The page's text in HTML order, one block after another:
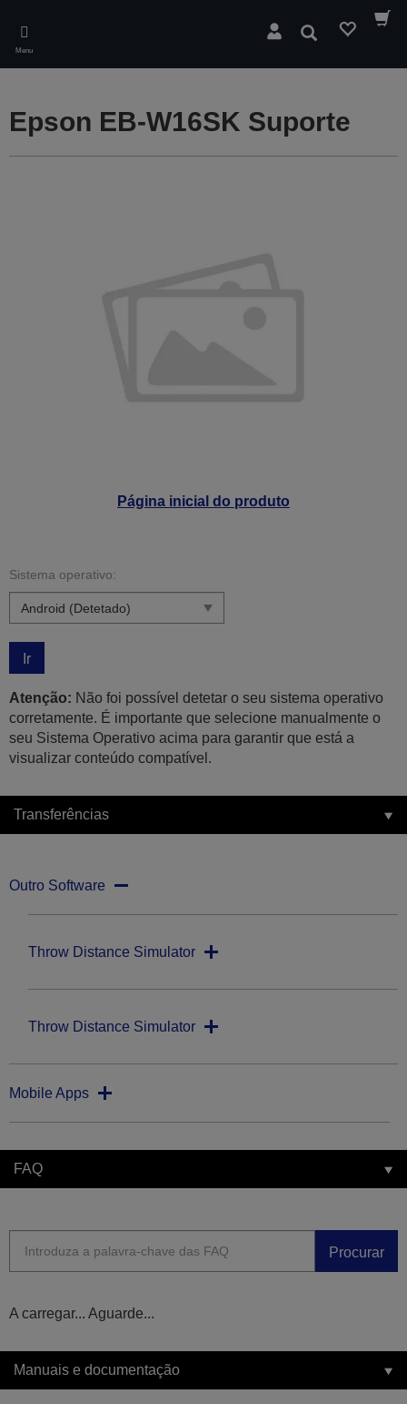
main
content
Menu
Pesquisar
Página inicial do produto
Epson EB-W16SK Suporte
Sistema operativo:
Ir
Atenção: Não foi possível detetar o seu sistema operativo
corretamente. É importante que selecione manualmente o
seu Sistema Operativo acima para garantir que está a
visualizar conteúdo compatível.
Transferências
Outro Software
Throw Distance Simulator
Throw Distance Simulator
Mobile Apps
FAQ
Procurar
A carregar... Aguarde...
Manuais e documentação